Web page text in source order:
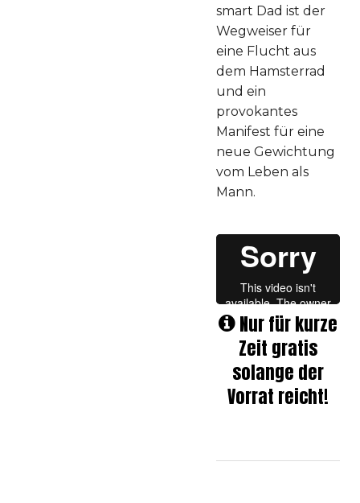
smart Dad ist der
Wegweiser für
eine Flucht aus
dem Hamsterrad
und ein
provokantes
Manifest für eine
neue Gewichtung
vom Leben als
Mann.
Nur für kurze
Zeit gratis
solange der
Vorrat reicht!